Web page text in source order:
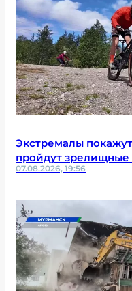
Экстремалы
пройдут зрелищные
07.08.2026, 19:56